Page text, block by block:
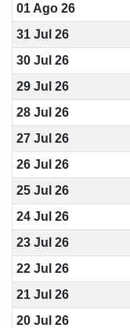
01 Ago 26
31 Jul 26
30 Jul 26
29 Jul 26
28 Jul 26
27 Jul 26
26 Jul 26
25 Jul 26
24 Jul 26
23 Jul 26
22 Jul 26
21 Jul 26
20 Jul 26